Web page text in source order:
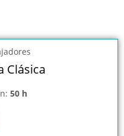
Clásica
50 h